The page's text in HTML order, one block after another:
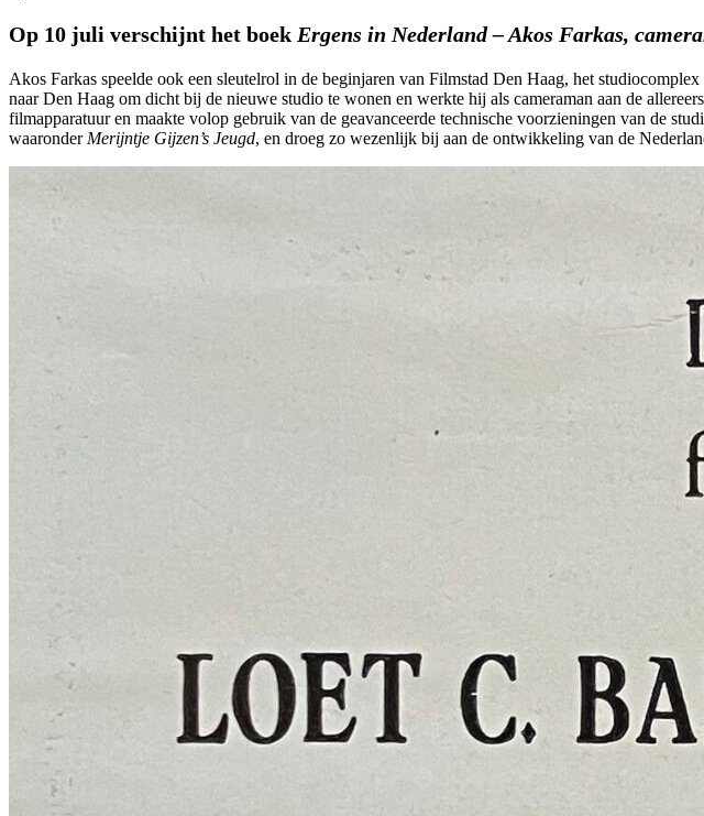
Op 10 juli verschijnt het boek Ergens in Nederland – Akos Farkas,
Akos Farkas speelde ook een sleutelrol in de beginjaren van Filmstad Den Haag, het
naar Den Haag om dicht bij de nieuwe studio te wonen en werkte hij als cameraman aan de
filmapparatuur en maakte volop gebruik van de geavanceerde technische voorzieningen van de
waaronder Merijntje Gijzen’s Jeugd, en droeg zo wezenlijk bij aan de ontwikkeling van de